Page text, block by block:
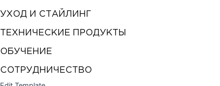
УХОД И СТАЙЛИНГ
ТЕХНИЧЕСКИЕ ПРОДУКТЫ
ОБУЧЕНИЕ
СОТРУДНИЧЕСТВО